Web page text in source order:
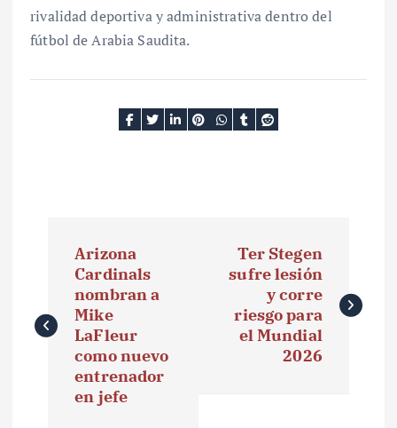
rivalidad deportiva y administrativa dentro del
fútbol de Arabia Saudita.
v
e
Arizona
Cardinals
nombran a
Mike
LaFleur
como nuevo
entrenador
en jefe
Ter Stegen
sufre lesión
y corre
riesgo para
el Mundial
2026